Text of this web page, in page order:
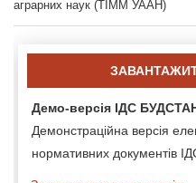
аграрних наук (ТІММ УААН)
Демо-версія ІДС
Демонстраційна версія
нормативних документів